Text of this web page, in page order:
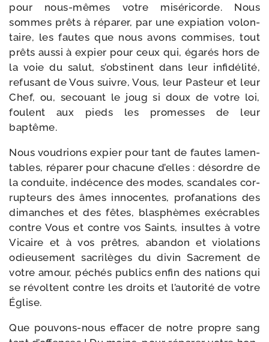
pour nous-​mêmes votre misé­ri­corde. Nous
sommes prêts à répa­rer, par une expia­tion volon­
taire, les fautes que nous avons com­mises, tout
prêts aus­si à expier pour ceux qui, éga­rés hors de
la voie du salut, s’obstinent dans leur infi­dé­li­té,
refu­sant de Vous suivre, Vous, leur Pasteur et leur
Chef, ou, secouant le joug si doux de votre loi,
foulent aux pieds les pro­messes de leur
baptême.
Nous vou­drions expier pour tant de fautes lamen­
tables, répa­rer pour cha­cune d’elles : désordre de
la conduite, indé­cence des modes, scan­dales cor­
rup­teurs des âmes inno­centes, pro­fa­na­tions des
dimanches et des fêtes, blas­phèmes exé­crables
contre Vous et contre vos Saints, insultes à votre
Vicaire et à vos prêtres, aban­don et vio­la­tions
odieu­se­ment sacri­lèges du divin Sacrement de
votre amour, péchés publics enfin des nations qui
se révoltent contre les droits et l’autorité de votre
Église.
Que pouvons-​nous effa­cer de notre propre sang